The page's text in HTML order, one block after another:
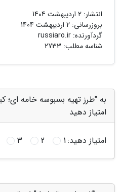
انتشار: 2 اردیبهشت 1404
بروزرسانی: 2 اردیبهشت 1404
گردآورنده: russiaro.ir
شناسه مطلب: 2733
به "طرز تهیه بسبوسه خامه
امتیاز دهید
امتیاز دهید:1
2
3